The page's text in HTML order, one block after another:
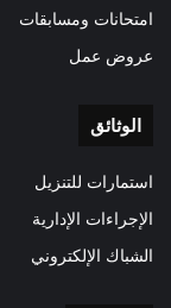
امتحانات ومسابقات
عروض عمل
الوثائق
استمارات للتنزيل
الإجراءات الإدارية
الشباك الإلكتروني